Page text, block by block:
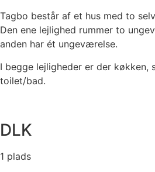
Tagbo består af et hus med to
Den ene lejlighed rummer to
anden har ét ungeværelse.
I begge lejligheder er der køkken,
toilet/bad.
DLK
1 plads